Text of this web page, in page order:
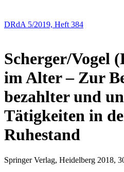
DRdA 5/2019, Heft 384
Scherger/Vogel
im Alter – Zur
bezahlter und
Tätigkeiten in
Ruhestand
Springer Verlag, Heidelberg 2018,